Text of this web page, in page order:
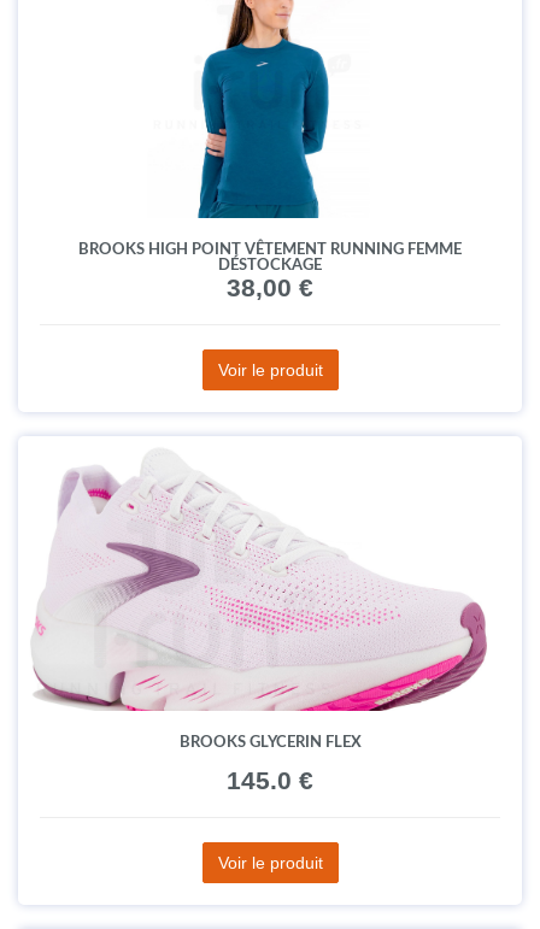
BROOKS HIGH POINT VÊTEMENT RUNNING FEMME
DÉSTOCKAGE
38,00 €
Voir le produit
BROOKS GLYCERIN FLEX
145.0 €
Voir le produit